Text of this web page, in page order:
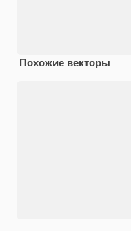
Похожие векторы